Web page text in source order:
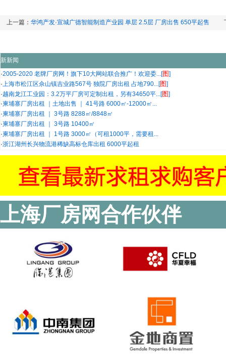
上一篇： 华鸿产发·宣城广德智能制造产业园 单层 2.5层 厂房出售 650平起售
新新闻
·2005-2020 老牌厂房网！旗下10大网站联合推广！欢迎委...[图]
· 上海市松江区佘山镇吉业路567号 独院厂房出租 占地790...[图]
·越南龙江工业园：3.2万平厂房可定制出租，另有34650平...[图]
·柬埔寨厂房出租 ｜土地出售 ｜ 41号路 6000㎡-12000㎡...
·柬埔寨厂房出租 ｜ 3号路 8288㎡/8848㎡
·柬埔寨厂房出租 ｜ 3号路 10400㎡
·柬埔寨厂房出租 ｜ 1号路 3000㎡（可租1000平，需要租...
·浙江湖州长兴物流港稀缺高标仓库出租 6000平起租
上海厂房网合作伙伴